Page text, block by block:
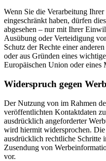
Wenn Sie die Verarbeitung
eingeschränkt haben, dürfen
abgesehen – nur mit Ihrer
Ausübung oder Verteidigung
Schutz der Rechte einer
oder aus Gründen eines
Europäischen Union oder eines
Widerspruch gegen
Der Nutzung von im Rahmen
veröffentlichten Kontaktdaten
ausdrücklich angeforderter
wird hiermit widersprochen. Die
ausdrücklich rechtliche Schritte
Zusendung von
vor.